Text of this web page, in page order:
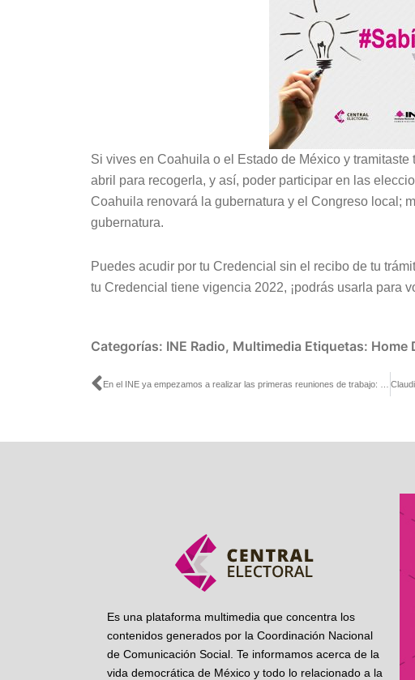
Si vives en Coahuila o el Estado de México y
abril para recogerla, y así, poder participar en las
Coahuila renovará la gubernatura y el Congreso local;
gubernatura.
Puedes acudir por tu Credencial sin el recibo de tu
tu Credencial tiene vigencia 2022, ¡podrás usarla para
Categorías: INE Radio, Multimedia Etiquetas: Home
Ant
Es una plataforma multimedia que concentra los
contenidos generados por la Coordinación Nacional
de Comunicación Social. Te informamos acerca de la
vida democrática de México y todo lo relacionado a la